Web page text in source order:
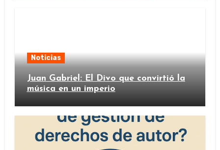
Noticias
Juan Gabriel: El Divo que convirtió la
música en un imperio